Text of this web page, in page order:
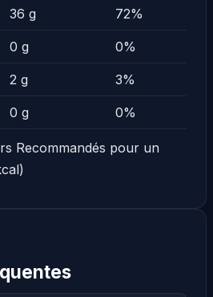
36 g 72%
0 g 0%
2 g 3%
0 g 0%
Recommandés pour un